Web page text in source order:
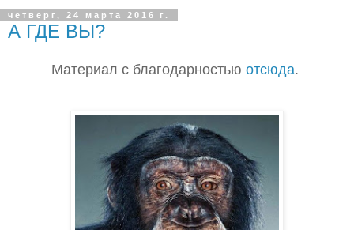
четверг, 24 марта 2016 г.
А ГДЕ ВЫ?
Материал с благодарностью отсюда.